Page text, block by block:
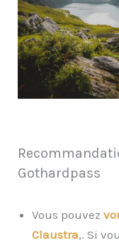
Gothardpass
Vous pouvez
Claustra,. Si